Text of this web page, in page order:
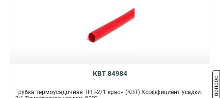
КВТ 84984
Трубка термоусадочная ТНТ-2/1 красн (КВТ) Коэффициент усадки: